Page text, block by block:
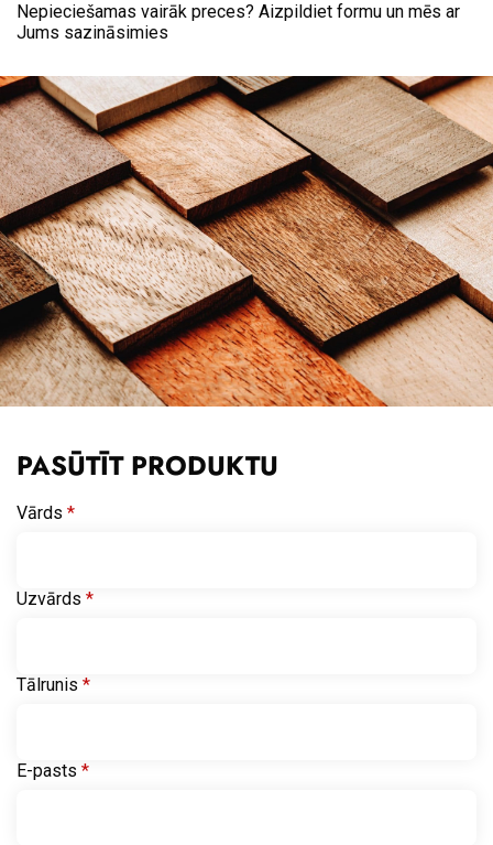
PASŪTĪT PRODUKTU
Nepieciešamas vairāk preces? Aizpildiet formu un mēs ar
Jums sazināsimies
Vārds *
Uzvārds *
Tālrunis *
E-pasts *